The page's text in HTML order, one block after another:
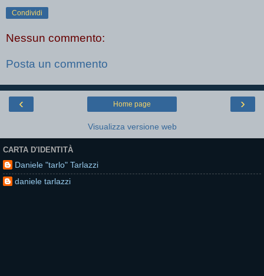
Condividi
Nessun commento:
Posta un commento
‹ ›
Home page
Visualizza versione web
CARTA D'IDENTITÀ
Daniele "tarlo" Tarlazzi
daniele tarlazzi